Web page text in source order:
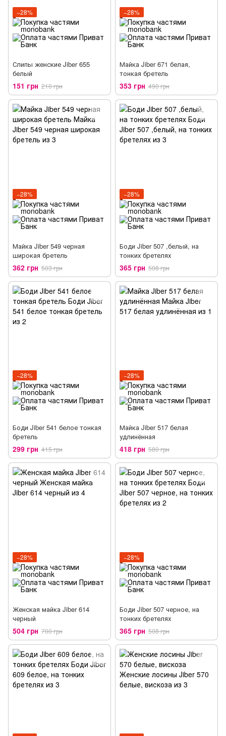
−28%
Слипы женские Jiber 655
белый
151 грн 210 грн
−28%
Майка Jiber 671 белая,
тонкая бретель
353 грн 490 грн
−28%
Майка Jiber 549 черная
широкая бретель
362 грн 503 грн
−28%
Боди Jiber 507 ,белый, на
тонких бретелях
365 грн 508 грн
−28%
Боди Jiber 541 белое тонкая
бретель
299 грн 415 грн
−28%
Майка Jiber 517 белая
удлинённая
418 грн 580 грн
−28%
Женская майка Jiber 614
черный
504 грн 700 грн
−28%
Боди Jiber 507 черное, на
тонких бретелях
365 грн 508 грн